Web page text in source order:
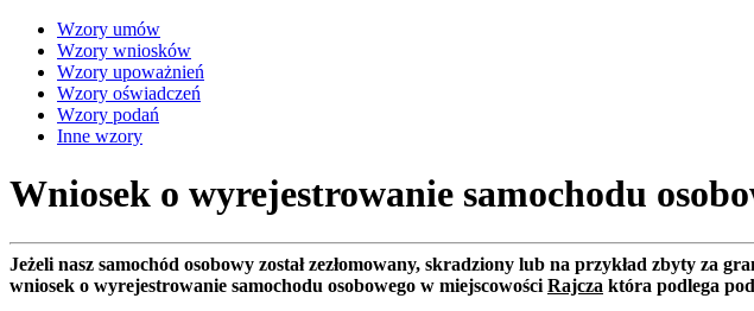
Wzory umów
Wzory wniosków
Wzory upoważnień
Wzory oświadczeń
Wzory podań
Inne wzory
Wniosek o wyrejestrowanie samochodu
Jeżeli nasz samochód osobowy został zezłomowany, skradziony lub na przykład zbyty
wniosek o wyrejestrowanie samochodu osobowego w miejscowości Rajcza która podlega pod